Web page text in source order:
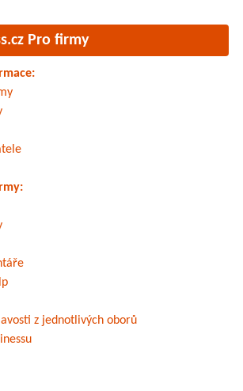
Pro firmy
z jednotlivých oborů